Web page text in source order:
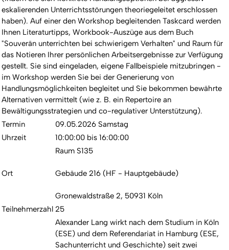
eskalierenden Unterrichtsstörungen theoriegeleitet erschlossen
haben). Auf einer den Workshop begleitenden Taskcard werden
Ihnen Literaturtipps, Workbook-Auszüge aus dem Buch
"Souverän unterrichten bei schwierigem Verhalten" und Raum für
das Notieren Ihrer persönlichen Arbeitsergebnisse zur Verfügung
gestellt. Sie sind eingeladen, eigene Fallbeispiele mitzubringen -
im Workshop werden Sie bei der Generierung von
Handlungsmöglichkeiten begleitet und Sie bekommen bewährte
Alternativen vermittelt (wie z. B. ein Repertoire an
Bewältigungsstrategien und co-regulativer Unterstützung).
Termin
09.05.2026 Samstag
Uhrzeit
10:00:00 bis 16:00:00
Ort
Raum S135
Gebäude 216 (HF - Hauptgebäude)
Gronewaldstraße 2, 50931 Köln
Teilnehmerzahl 25
Alexander Lang wirkt nach dem Studium in Köln
(ESE) und dem Referendariat in Hamburg (ESE,
Sachunterricht und Geschichte) seit zwei